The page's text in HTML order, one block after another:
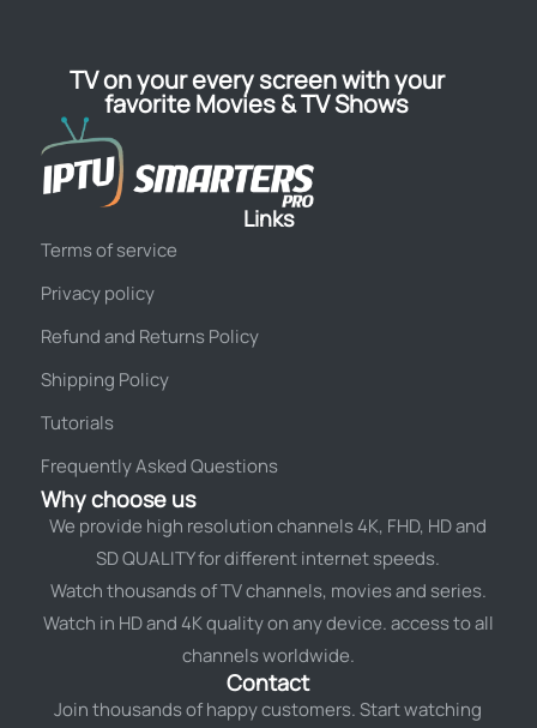
TV on your every screen with your
favorite Movies & TV Shows
Links
Terms of service
Privacy policy
Refund and Returns Policy
Shipping Policy
Tutorials
Frequently Asked Questions
Why choose us
We provide high resolution channels 4K, FHD, HD and
SD QUALITY for different internet speeds.
Watch thousands of TV channels, movies and series.
Watch in HD and 4K quality on any device. access to all
channels worldwide.
Contact
Join thousands of happy customers. Start watching